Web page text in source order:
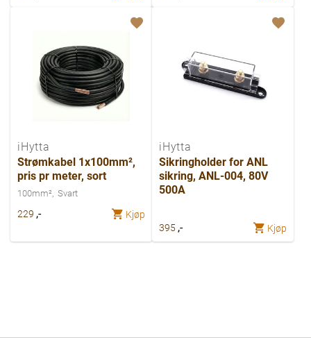
iHytta
Strømkabel 1x100mm²,
pris pr meter, sort
100mm² Svart
229 ,- Kjøp
iHytta
Sikringholder for ANL
sikring, ANL-004, 80V
500A
395 ,- Kjøp